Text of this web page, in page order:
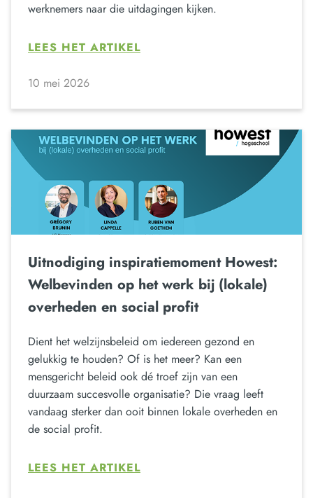
werknemers naar die uitdagingen kijken.
LEES HET ARTIKEL
10 mei 2026
Uitnodiging inspiratiemoment Howest:
Welbevinden op het werk bij (lokale)
overheden en social profit
Dient het welzijnsbeleid om iedereen gezond en
gelukkig te houden? Of is het meer? Kan een
mensgericht beleid ook dé troef zijn van een
duurzaam succesvolle organisatie? Die vraag leeft
vandaag sterker dan ooit binnen lokale overheden en
de social profit.
LEES HET ARTIKEL